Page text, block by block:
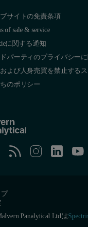
サイトの免責条項
of sale & service
に関する通知
パーティのプライバシー
よび人身売買を禁止する
のポリシー
Panalytical Ltdは